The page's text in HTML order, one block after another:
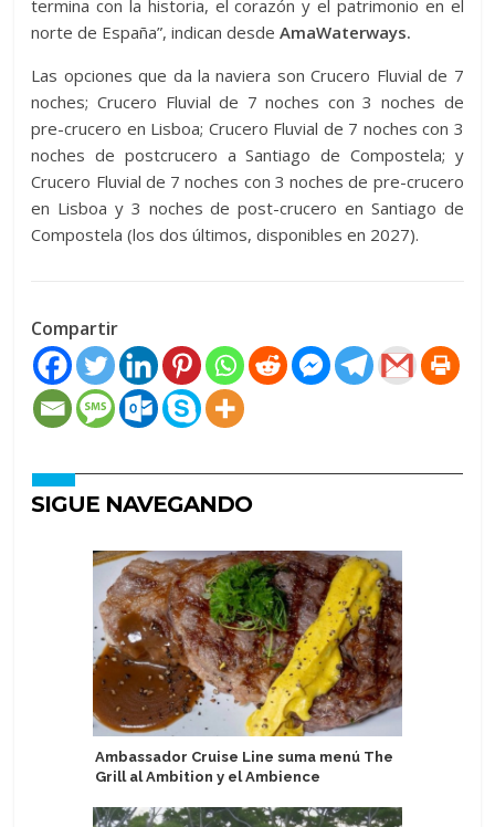
termina con la historia, el corazón y el patrimonio en el
norte de España”, indican desdeAmaWaterways.
Las opciones que da la naviera son Crucero Fluvial de 7
noches; Crucero Fluvial de 7 noches con 3 noches de
pre-crucero en Lisboa; Crucero Fluvial de 7 noches con 3
noches de postcrucero a Santiago de Compostela; y
Crucero Fluvial de 7 noches con 3 noches de pre-crucero
en Lisboa y 3 noches de post-crucero en Santiago de
Compostela (los dos últimos, disponibles en 2027).
Compartir
SIGUE NAVEGANDO
Ambassador Cruise Line suma menú The
Grill al Ambition y el Ambience